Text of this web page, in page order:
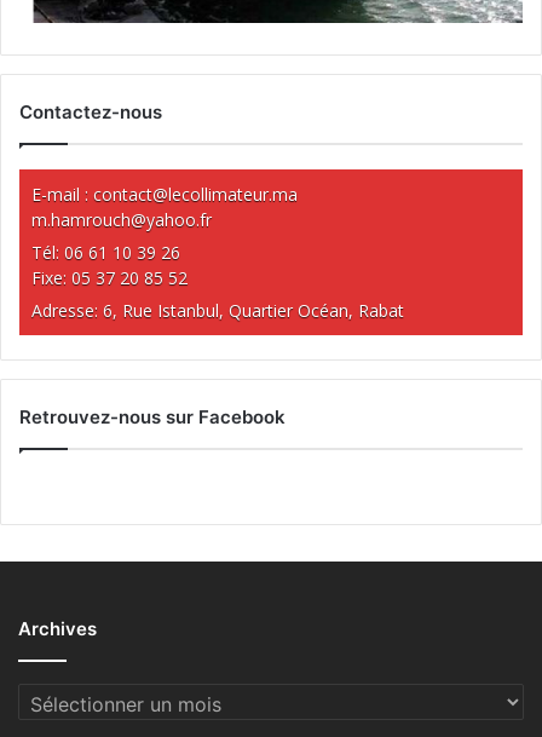
Contactez-nous
E-mail : contact@lecollimateur.ma
m.hamrouch@yahoo.fr
Tél: 06 61 10 39 26
Fixe: 05 37 20 85 52
Adresse: 6, Rue Istanbul, Quartier Océan, Rabat
Retrouvez-nous sur Facebook
Archives
Archives